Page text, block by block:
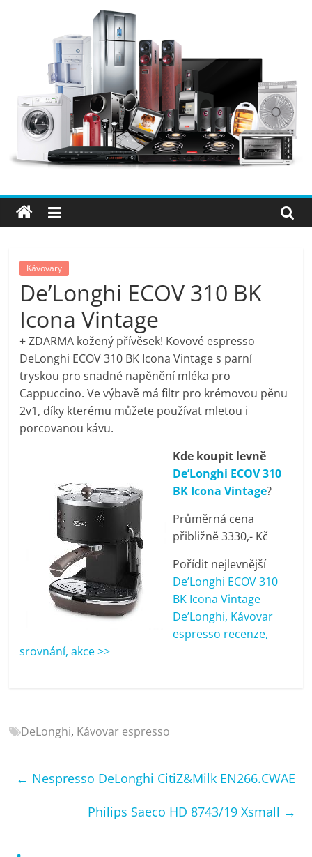
Elektro
OK
–
nejlepší
elektronika
porovnání,
pračky,
televize,
notebooky,
telefony,
kávovary,
bazény
Nejlepší
elektronika
Elektro
notebooky,
kávovary,
Kávovary
De’Longhi ECOV 310 BK
Icona Vintage
+ ZDARMA kožený přívěsek! Kovové espresso
DeLonghi ECOV 310 BK Icona Vintage s parní
tryskou pro snadné napěnění mléka pro
Cappuccino. Ve výbavě má filtr pro krémovou pěnu
2v1, díky kterému můžete používat mletou i
porcovanou kávu.
Kde koupit levně
De’Longhi ECOV 310
BK Icona Vintage?
Průměrná cena
přibližně 3330,- Kč
Pořídit nejlevnější
De’Longhi ECOV 310
BK Icona Vintage
De’Longhi, Kávovar
espresso recenze,
srovnání, akce >>
DeLonghi, Kávovar espresso
← Nespresso DeLonghi CitiZ&Milk EN266.CWAE
Philips Saeco HD 8743/19 Xsmall →